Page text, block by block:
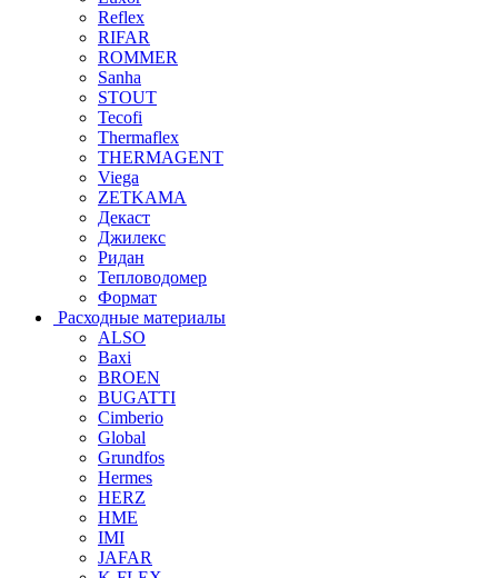
Reflex
RIFAR
ROMMER
Sanha
STOUT
Tecofi
Thermaflex
THERMAGENT
Viega
ZETKAMA
Декаст
Джилекс
Ридан
Тепловодомер
Формат
Расходные материалы
ALSO
Baxi
BROEN
BUGATTI
Cimberio
Global
Grundfos
Hermes
HERZ
HME
IMI
JAFAR